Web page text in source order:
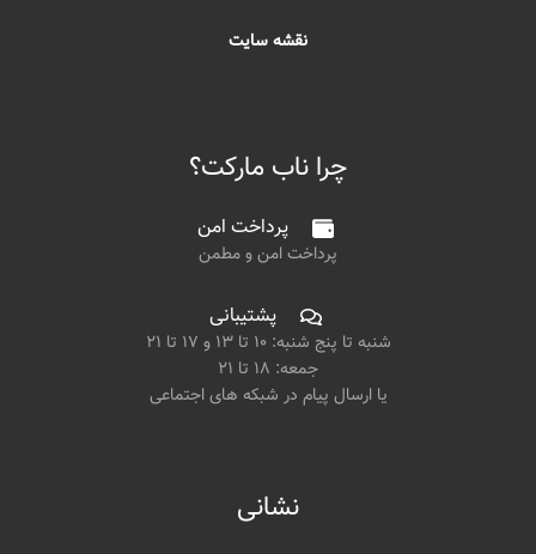
نقشه سایت
چرا ناب مارکت؟
پرداخت امن
پرداخت امن و مطمن
پشتیبانی
شنبه تا پنج شنبه: ۱۰ تا ۱۳ و ۱۷ تا ۲۱
جمعه: ۱۸ تا ۲۱
یا ارسال پیام در شبکه های اجتماعی
نشانی